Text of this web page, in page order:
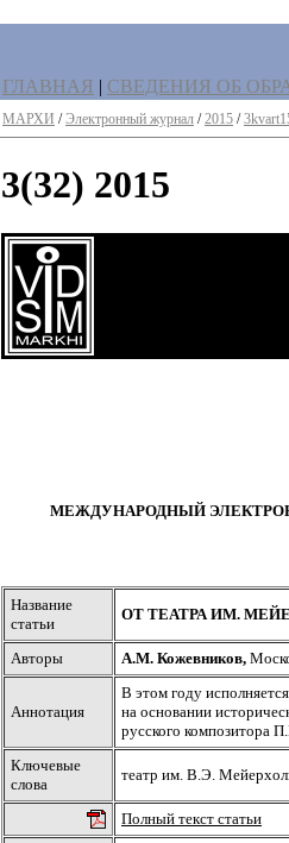
ГЛАВНАЯ | СВЕДЕНИЯ ОБ
МАРХИ /Электронный журнал /2015 /
3(32) 2015
МЕЖДУНАРОДНЫЙ
Название
статьи
ОТ ТЕАТРА ИМ.
Авторы А.М. Кожевников,
Аннотация
В этом году
на основании
русского композитора
Ключевые
слова
театр им. В.Э.
Полный текст статьи